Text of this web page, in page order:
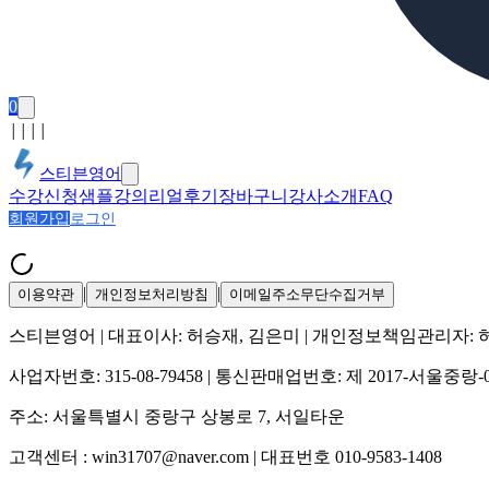
0
스티븐영어
수강신청샘플강의 리얼후기 장바구니 강사소개FAQ
회원가입 로그인
이용약관 | 개인정보처리방침 | 이메일주소무단수집거부
스티븐영어 | 대표이사: 허승재, 김은미 | 개인정보책임관리자:
사업자번호: 315-08-79458 | 통신판매업번호: 제 2017-서울중랑-
주소: 서울특별시 중랑구 상봉로 7, 서일타운
고객센터 : win31707@naver.com | 대표번호 010-9583-1408